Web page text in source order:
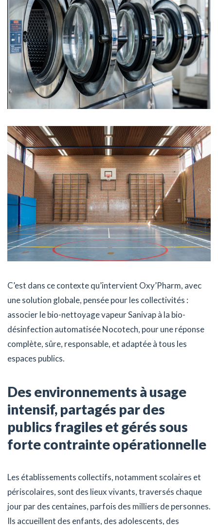
C’est dans ce contexte qu’intervient Oxy’Pharm, avec
une solution globale, pensée pour les collectivités :
associer le bio-nettoyage vapeur Sanivap à la bio-
désinfection automatisée Nocotech, pour une réponse
complète, sûre, responsable, et adaptée à tous les
espaces publics.
Des environnements à usage
intensif, partagés par des
publics fragiles et gérés sous
forte contrainte opérationnelle
Les établissements collectifs, notamment scolaires et
périscolaires, sont des lieux vivants, traversés chaque
jour par des centaines, parfois des milliers de personnes.
Ils accueillent des enfants, des adolescents, des